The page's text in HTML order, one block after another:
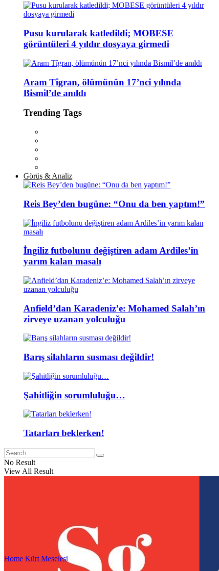
Pusu kurularak katledildi; MOBESE
görüntüleri 4 yıldır dosyaya girmedi
Aram Tîgran, ölümünün 17’nci yılında
Bismil’de anıldı
Trending Tags
Görüş & Analiz
Reis Bey’den bugüne: “Onu da ben yaptım!”
İngiliz futbolunu değiştiren adam Ardiles’in
yarım kalan masalı
Anfield’dan Karadeniz’e: Mohamed Salah’ın
zirveye uzanan yolculuğu
Barış silahların susması değildir!
Şahitliğin sorumluluğu…
Tatarları beklerken!
No Result
View All Result
Home Kürt Meselesi